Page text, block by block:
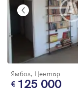
Ямбол, Център
125 000